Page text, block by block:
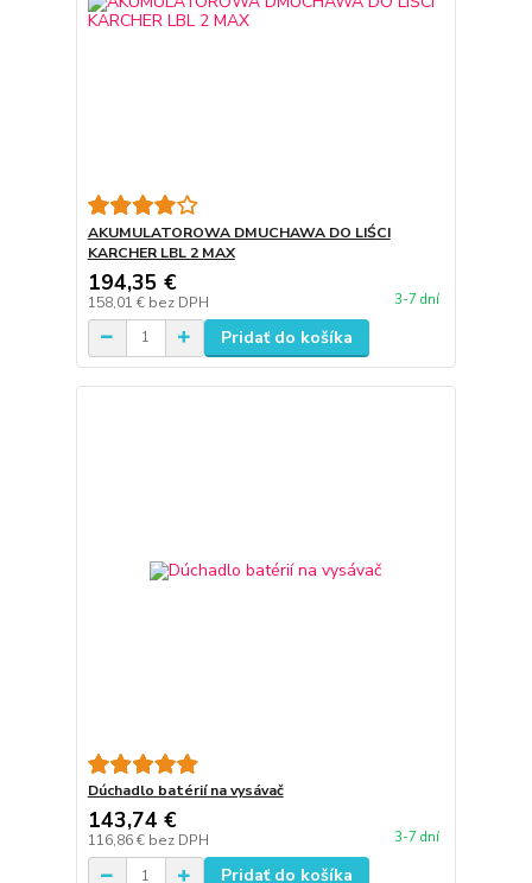
AKUMULATOROWA DMUCHAWA DO LIŚCI
KARCHER LBL 2 MAX
194,35 €
158,01 € bez DPH 3-7 dní
Pridať do košíka
Dúchadlo batérií na vysávač
143,74 €
116,86 € bez DPH 3-7 dní
Pridať do košíka